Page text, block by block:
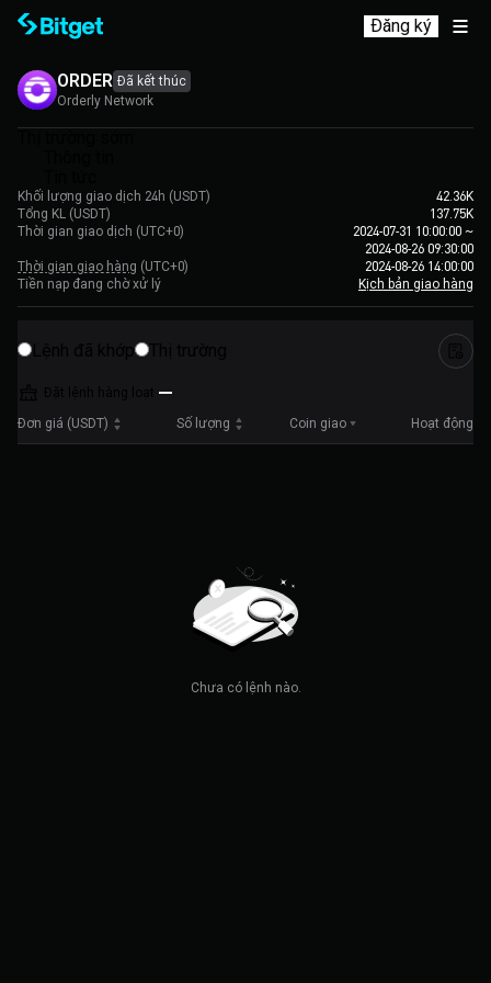
Đăng ký
ORDER Đã kết thúc
Orderly Network
Khối lượng giao dịch 24h (USDT)
42.36K
Tổng KL (USDT)
137.75K
Thời gian giao dịch (UTC+0) 2024-07-31 10:00:00 ~
2024-08-26 09:30:00
Thời gian giao hàng (UTC+0)
2024-08-26 14:00:00
Tiền nạp đang chờ xử lý
Kịch bản giao hàng
Đơn giá (USDT)
Số lượng Coin giao Hoạt động
Chưa có lệnh nào.